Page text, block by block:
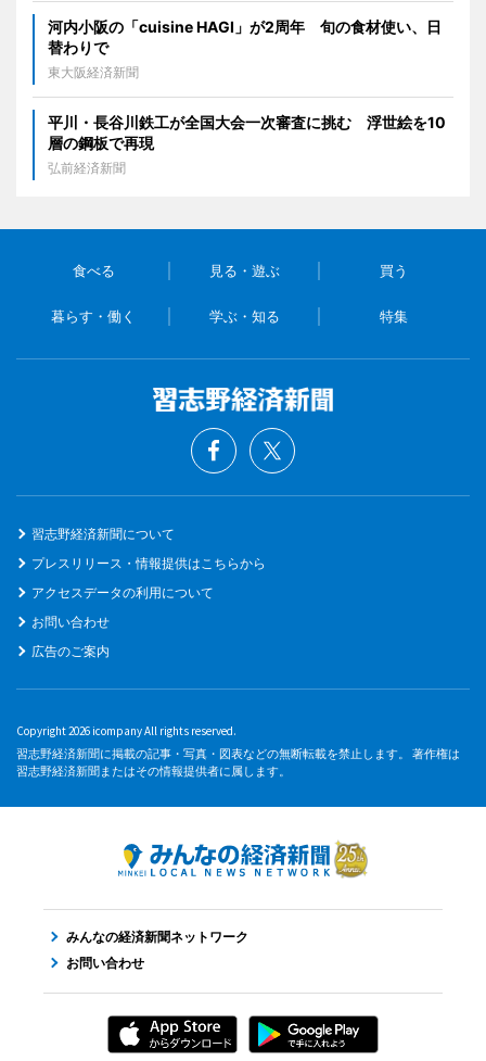
河内小阪の「cuisine HAGI」が2周年 旬の食材使い、日
替わりで
東大阪経済新聞
平川・長谷川鉄工が全国大会一次審査に挑む 浮世絵を10
層の鋼板で再現
弘前経済新聞
食べる 見る・遊ぶ 買う
暮らす・働く 学ぶ・知る 特集
習志野経済新聞について
プレスリリース・情報提供はこちらから
アクセスデータの利用について
お問い合わせ
広告のご案内
Copyright 2026 icompany All rights reserved.
習志野経済新聞に掲載の記事・写真・図表などの無断転載を禁止します。 著作権は
習志野経済新聞またはその情報提供者に属します。
みんなの経済新聞ネットワーク
お問い合わせ